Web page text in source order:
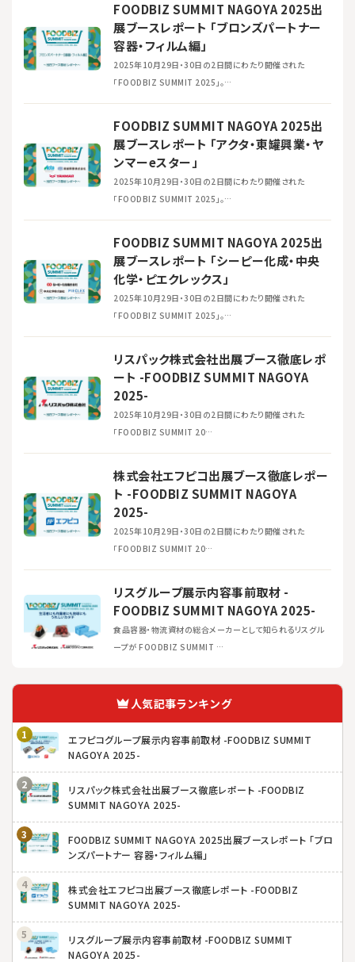
FOODBIZ SUMMIT NAGOYA 2025出
展ブースレポート 「ブロンズパートナー
容器・フィルム編」
2025年10月29日・30日の2日間にわたり開催された
「FOODBIZ SUMMIT 2025」。…
FOODBIZ SUMMIT NAGOYA 2025出
展ブースレポート 「アクタ・東罐興業・ヤ
ンマーeスター」
2025年10月29日・30日の2日間にわたり開催された
「FOODBIZ SUMMIT 2025」。…
FOODBIZ SUMMIT NAGOYA 2025出
展ブースレポート 「シーピー化成・中央
化学・ピエクレックス」
2025年10月29日・30日の2日間にわたり開催された
「FOODBIZ SUMMIT 2025」。…
リスパック株式会社出展ブース徹底レポ
ート -FOODBIZ SUMMIT NAGOYA
2025-
2025年10月29日・30日の2日間にわたり開催された
「FOODBIZ SUMMIT 20…
株式会社エフピコ出展ブース徹底レポー
ト -FOODBIZ SUMMIT NAGOYA
2025-
2025年10月29日・30日の2日間にわたり開催された
「FOODBIZ SUMMIT 20…
リスグループ展示内容事前取材 -
FOODBIZ SUMMIT NAGOYA 2025-
食品容器・物流資材の総合メーカーとして知られるリスグル
ープが FOODBIZ SUMMIT …
人気記事ランキング
エフピコグループ展示内容事前取材 -FOODBIZ SUMMIT
NAGOYA 2025-
リスパック株式会社出展ブース徹底レポート -FOODBIZ
SUMMIT NAGOYA 2025-
FOODBIZ SUMMIT NAGOYA 2025出展ブースレポート 「ブロ
ンズパートナー 容器・フィルム編」
株式会社エフピコ出展ブース徹底レポート -FOODBIZ
SUMMIT NAGOYA 2025-
リスグループ展示内容事前取材 -FOODBIZ SUMMIT
NAGOYA 2025-